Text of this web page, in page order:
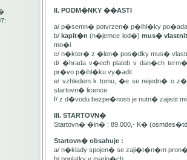
II. PODM�NKY ��ASTI
a/ p�semn� potvrzen� p�ihl�ky
b/kapit�n(n�jemce lod�) mus�
mo�i
c/ n�kter� z �len� pos�dky mus�
d/ �hrada v�ech plateb v dan�ch
pr�vo p�ihl�ku vy�adit
e/ vzhledem k tomu, �e se nejedn� o
startovn� licence
f/ z d�vodu bezpe�nosti je nutn� zajistit
III. STARTOVN�
Startovn� �in� : 89.000,- K�
Startovn� obsahuje :
a/ n�klady spojen� se zaji�t�n�m